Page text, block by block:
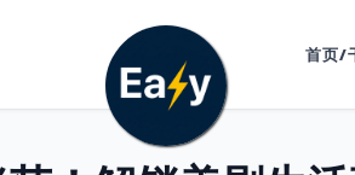
首页/